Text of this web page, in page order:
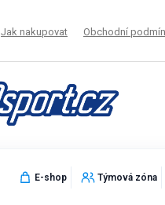
Jak nakupovat Obchodní
E-shop Týmová zóna